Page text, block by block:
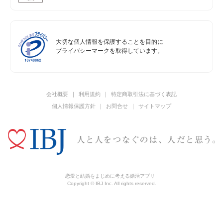
大切な個人情報を保護することを目的に
プライバシーマークを取得しています。
会社概要 利用規約
特定商取引法に基づく表記
個人情報保護方針
お問合せ サイトマップ
恋愛と結婚をまじめに考える婚活アプリ
Copyright © IBJ Inc. All rights reserved.